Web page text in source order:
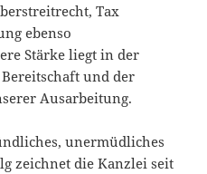
Tax
ebenso
Stärke liegt in der
und der
Ausarbeitung.
unermüdliches
zeichnet die Kanzlei seit